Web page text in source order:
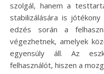
szolgál, hanem a
stabilizálására is
edzés során a
végezhetnek, amelyek
egyensúly áll. Az
felhasználót, hiszen a